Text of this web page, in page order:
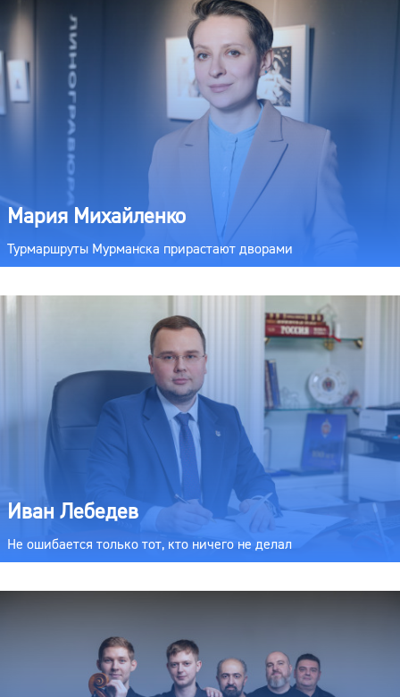
Мария Михайленко
Турмаршруты Мурманска прирастают дворами
Иван Лебедев
Не ошибается только тот, кто ничего не делал